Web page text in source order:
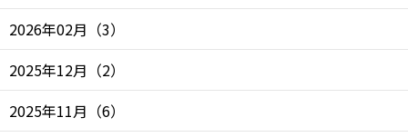
2026年02月 （3）
2025年12月 （2）
2025年11月 （6）